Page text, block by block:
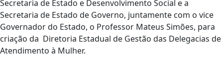
Secretaria de Estado e Desenvolvimento Social e a
Secretaria de Estado de Governo, juntamente com o vice
Governador do Estado, o Professor Mateus Simões, para
criação da Diretoria Estadual de Gestão das Delegacias de
Atendimento à Mulher.